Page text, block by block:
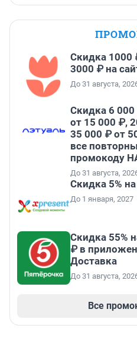
Скидка 1000
3000 ₽ на
До 31 августа,
Скидка 6
от 15 000 ₽,
35 000 ₽ от
все
промокоду
До 31 августа,
Скидка 5%
До 1 января, 2027
Скидка 55%
₽ в
Доставка
До 31 августа,
Все